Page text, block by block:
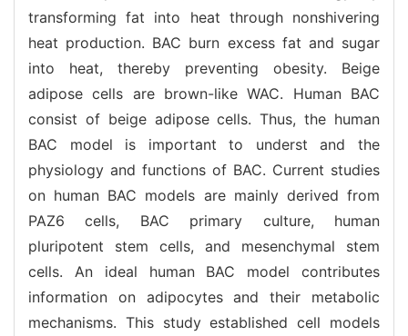
transforming fat into heat through nonshivering
heat production. BAC burn excess fat and sugar
into heat, thereby preventing obesity. Beige
adipose cells are brown-like WAC. Human BAC
consist of beige adipose cells. Thus, the human
BAC model is important to underst and the
physiology and functions of BAC. Current studies
on human BAC models are mainly derived from
PAZ6 cells, BAC primary culture, human
pluripotent stem cells, and mesenchymal stem
cells. An ideal human BAC model contributes
information on adipocytes and their metabolic
mechanisms. This study established cell models